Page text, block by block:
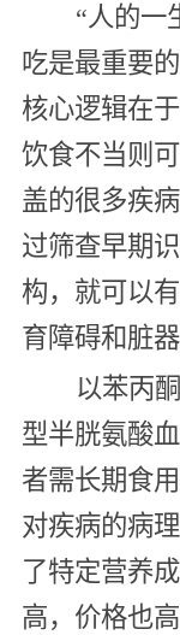
“人的一
吃是最重要
核心逻辑在
饮食不当则
盖的很多疾
过筛查早期
构，就可以
育障碍和脏器
以苯丙
型半胱氨酸
者需长期食
对疾病的病
了特定营养
高，价格也